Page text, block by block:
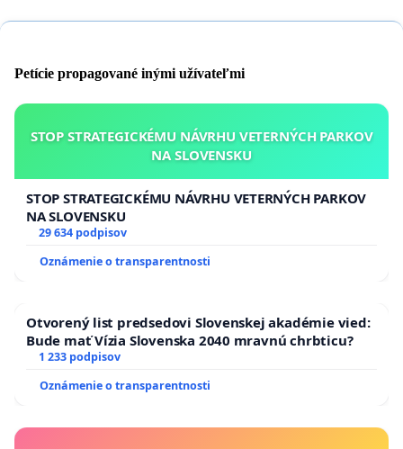
Petície propagované inými užívateľmi
STOP STRATEGICKÉMU NÁVRHU VETERNÝCH PARKOV
NA SLOVENSKU
STOP STRATEGICKÉMU NÁVRHU VETERNÝCH PARKOV
NA SLOVENSKU
29 634 podpisov
Oznámenie o transparentnosti
Otvorený list predsedovi Slovenskej akadémie vied:
Bude mať Vízia Slovenska 2040 mravnú chrbticu?
1 233 podpisov
Oznámenie o transparentnosti